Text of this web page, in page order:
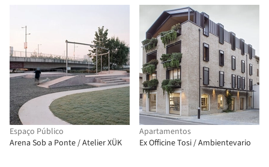
Espaço Público
Arena Sob a Ponte / Atelier XÜK
Apartamentos
Ex Officine Tosi / Ambientevario